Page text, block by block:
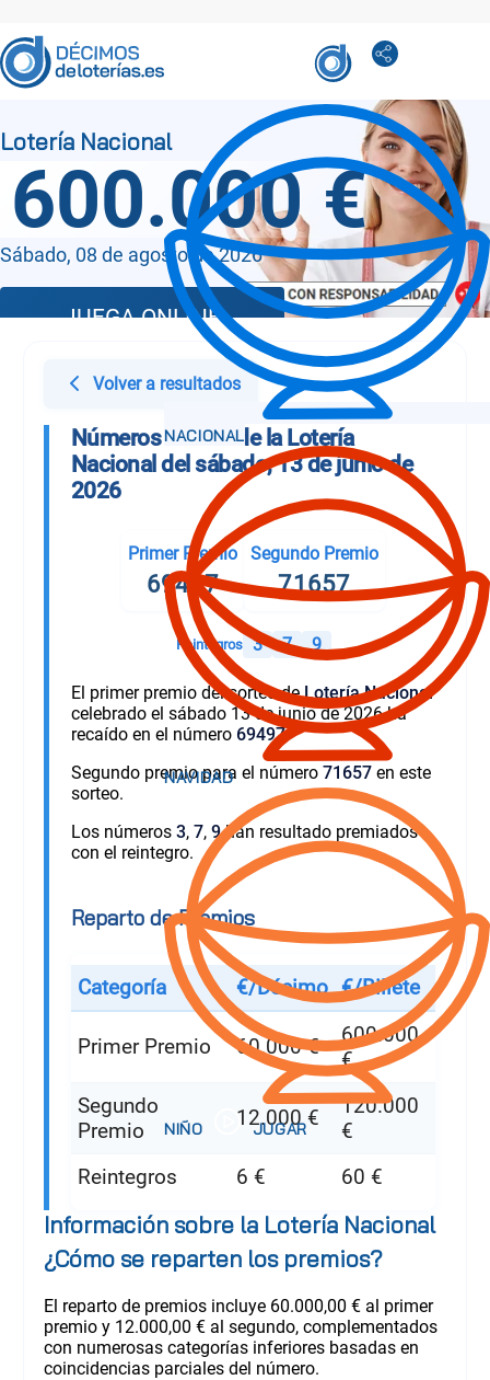
Volver a resultados
Números Sorteo de la Lotería
Nacional del sábado, 13 de junio de
2026
Primer Premio
69497
Segundo Premio
71657
Reintegros 3 7 9
El primer premio del sorteo deLotería Nacional
celebrado el sábado 13 de junio de 2026 ha
recaído en el número 69497.
Segundo premio para el número 71657en este
sorteo.
Los números 3, 7, 9han resultado premiados
con el reintegro.
Reparto de Premios
Categoría €/Décimo €/Billete
Primer Premio 60.000 €
600.000
€
Segundo
Premio
12.000 €
120.000
€
Reintegros
6 € 60 €
Información sobre la Lotería Nacional
¿Cómo se reparten los premios?
El reparto de premios incluye 60.000,00 € al primer
premio y 12.000,00 € al segundo, complementados
con numerosas categorías inferiores basadas en
coincidencias parciales del número.
600.000 €
Sábado, 08 de agosto de 2026
JUEGA ONLINE